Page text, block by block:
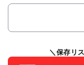
保存リ